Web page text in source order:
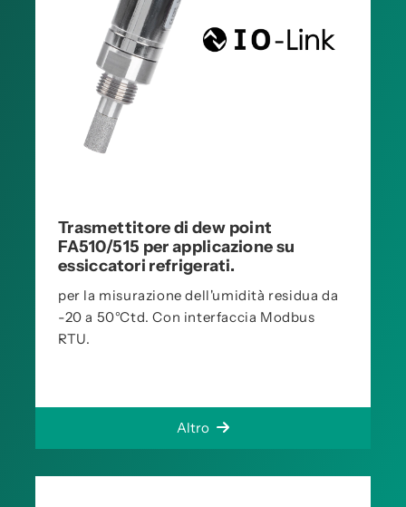
Trasmettitore di dew point
FA510/515 per applicazione su
essiccatori refrigerati.
per la misurazione dell'umidità residua da
-20 a 50°Ctd. Con interfaccia Modbus
RTU.
Altro